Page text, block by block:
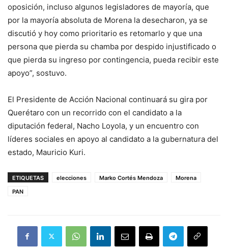
oposición, incluso algunos legisladores de mayoría, que
por la mayoría absoluta de Morena la desecharon, ya se
discutió y hoy como prioritario es retomarlo y que una
persona que pierda su chamba por despido injustificado o
que pierda su ingreso por contingencia, pueda recibir este
apoyo”, sostuvo.
El Presidente de Acción Nacional continuará su gira por
Querétaro con un recorrido con el candidato a la
diputación federal, Nacho Loyola, y un encuentro con
líderes sociales en apoyo al candidato a la gubernatura del
estado, Mauricio Kuri.
ETIQUETAS elecciones Marko Cortés Mendoza
Morena
PAN